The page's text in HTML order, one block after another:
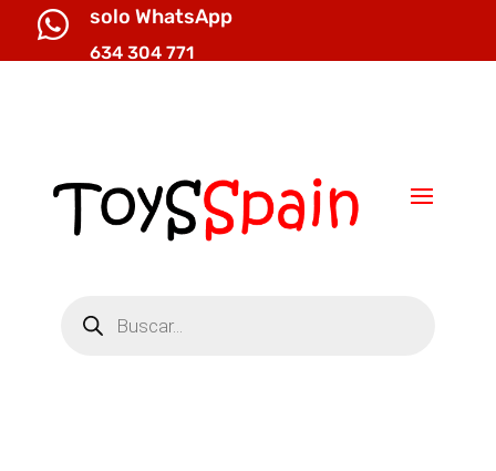
 solo WhatsApp
634 304 771
productos